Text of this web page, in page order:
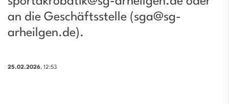
an die Geschäftsstelle (sga@sg-
arheilgen.de).
25.02.2026, 12:53